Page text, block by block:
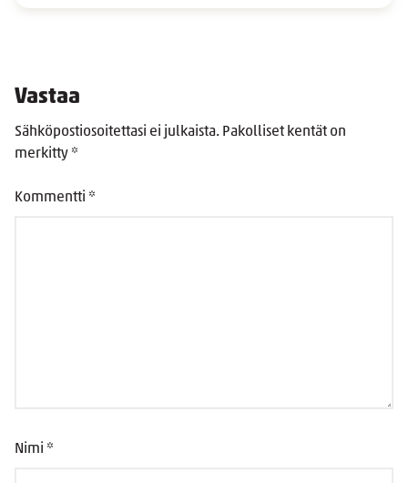
Vastaa
Sähköpostiosoitettasi ei julkaista. Pakolliset kentät on
merkitty *
Kommentti *
Nimi *